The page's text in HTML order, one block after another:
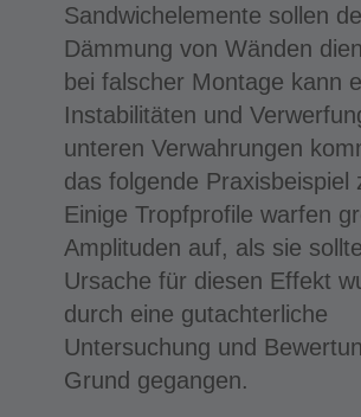
Sandwichelemente sollen
Dämmung von Wänden
bei falscher Montage kann
Instabilitäten und
unteren Verwahrungen
das folgende Praxisbeispiel
Einige Tropfprofile warfen
Amplituden auf, als sie
Ursache für diesen Effekt
durch eine gutachterliche
Untersuchung und
Grund gegangen.